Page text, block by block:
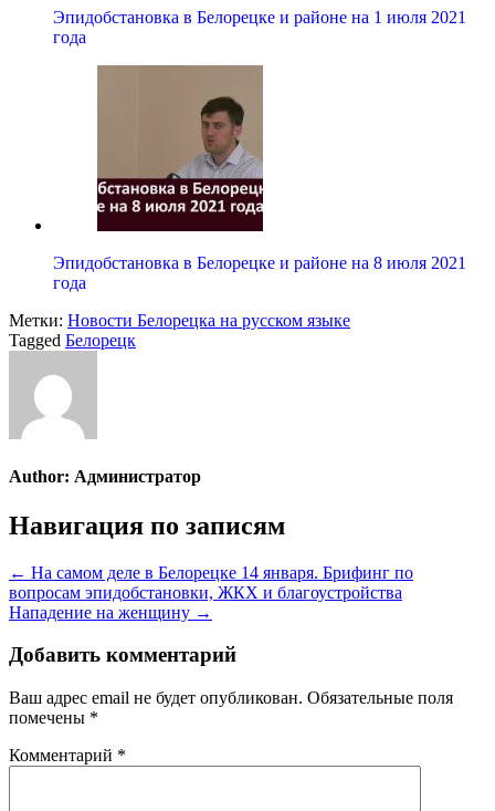
Эпидобстановка в Белорецке и районе на 1 июля 2021
года
Эпидобстановка в Белорецке и районе на 8 июля 2021
года
Метки: Новости Белорецка на русском языке
Tagged Белорецк
Author: Администратор
Навигация по записям
← На самом деле в Белорецке 14 января. Брифинг по
вопросам эпидобстановки, ЖКХ и благоустройства
Нападение на женщину →
Добавить комментарий
Ваш адрес email не будет опубликован. Обязательные поля
помечены *
Комментарий *